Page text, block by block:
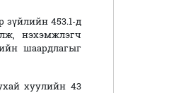
зүйлийн 453.1-д
нэхэмжлэгч
шаардлагыг
хуулийн 43